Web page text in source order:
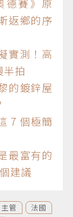
賽》原
返鄉的序
實測！高
半拍
的鍍鋅屋
7 個極簡
最富有的
建議
主管
法國